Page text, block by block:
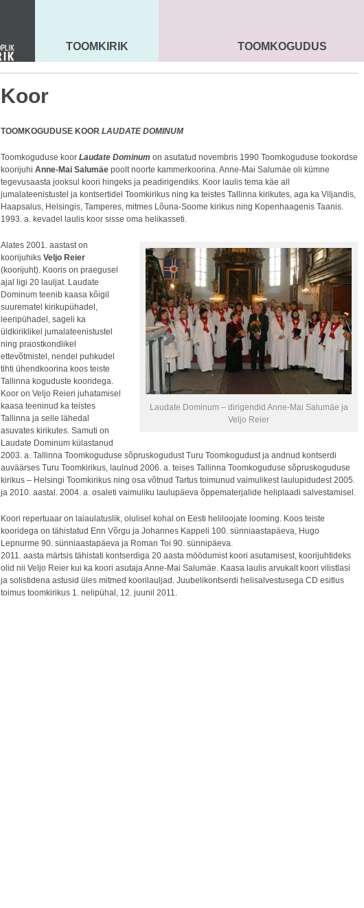
MAARJA KIRIK
TOOMKIRIK SEENIORID KOGUDUS
TOOMKOGUDUS
Koor
TOOMKOGUDUSE KOOR LAUDATE DOMINUM
Toomkoguduse koor Laudate Dominum on asutatud novembris 1990 Toomkoguduse tookordse
koorijuhi Anne-Mai Salumäe poolt noorte kammerkoorina. Anne-Mai Salumäe oli kümne
tegevusaasta jooksul koori hingeks ja peadirigendiks. Koor laulis tema käe all
jumalateenistustel ja kontsertidel Toomkirikus ning ka teistes Tallinna kirikutes, aga ka Viljandis,
Haapsalus, Helsingis, Tamperes, mitmes Lõuna-Soome kirikus ning Kopenhaagenis Taanis.
1993. a. kevadel laulis koor sisse oma helikasseti.
Laudate Dominum – dirigendid Anne-Mai Salumäe ja
Veljo Reier
Alates 2001. aastast on
koorijuhiks Veljo Reier
(koorijuht). Kooris on praegusel
ajal ligi 20 lauljat. Laudate
Dominum teenib kaasa kõigil
suurematel kirikupühadel,
leeripühadel, sageli ka
üldkiriklikel jumalateenistustel
ning praostkondlikel
ettevõtmistel, nendel puhkudel
tihti ühendkoorina koos teiste
Tallinna koguduste kooridega.
Koor on Veljo Reieri juhatamisel
kaasa teeninud ka teistes
Tallinna ja selle lähedal
asuvates kirikutes. Samuti on
Laudate Dominum külastanud
2003. a. Tallinna Toomkoguduse sõpruskogudust Turu Toomkogudust ja andnud kontserdi
auväärses Turu Toomkirikus, laulnud 2006. a. teises Tallinna Toomkoguduse sõpruskoguduse
kirikus – Helsingi Toomkirikus ning osa võtnud Tartus toimunud vaimulikest laulupidudest 2005.
ja 2010. aastal. 2004. a. osaleti vaimuliku laulupäeva õppematerjalide heliplaadi salvestamisel.
Koori repertuaar on laiaulatuslik, olulisel kohal on Eesti heliloojate looming. Koos teiste
kooridega on tähistatud Enn Võrgu ja Johannes Kappeli 100. sünniaastapäeva, Hugo
Lepnurme 90. sünniaastapäeva ja Roman Toi 90. sünnipäeva.
2011. aasta märtsis tähistati kontserdiga 20 aasta möödumist koori asutamisest, koorijuhtideks
olid nii Veljo Reier kui ka koori asutaja Anne-Mai Salumäe. Kaasa laulis arvukalt koori vilistlasi
ja solistidena astusid üles mitmed koorilauljad. Juubelikontserdi helisalvestusega CD esitlus
toimus toomkirikus 1. nelipühal, 12. juunil 2011.